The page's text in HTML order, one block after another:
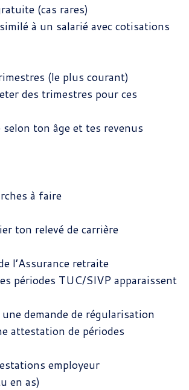
(cas rares)
à un salarié avec cotisations
(le plus courant)
des trimestres pour ces
ton âge et tes revenus
à faire
ton relevé de carrière
l’Assurance retraite
périodes TUC/SIVP apparaissent
demande de régularisation
attestation de périodes
employeur
en as)